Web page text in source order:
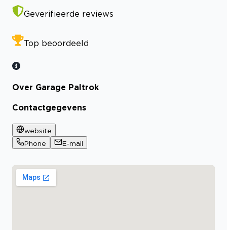
Geverifieerde reviews
Top beoordeeld
Over Garage Paltrok
Contactgegevens
website
Phone
E-mail